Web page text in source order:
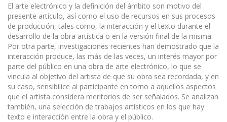
El arte electrónico y la definición del ámbito son motivo del
presente artículo, así como el uso de recursos en sus procesos
de producción, tales como, la interacción y el texto durante el
desarrollo de la obra artística o en la versión final de la misma.
Por otra parte, investigaciones recientes han demostrado que la
interacción produce, las más de las veces, un interés mayor por
parte del público en una obra de arte electrónico, lo que se
vincula al objetivo del artista de que su obra sea recordada, y en
su caso, sensibilice al participante en torno a aquellos aspectos
que el artista considera meritorios de ser señalados. Se analizan
también, una selección de trabajos artísticos en los que hay
texto e interacción entre la obra y el público.